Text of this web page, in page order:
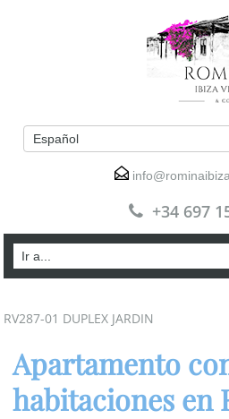
+34 697
RV287-01 DUPLEX JARDIN
Apartamento
habitaciones en